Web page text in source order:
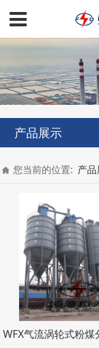
产品展示
您当前的位置: 产
WFX气流涡轮式粉煤